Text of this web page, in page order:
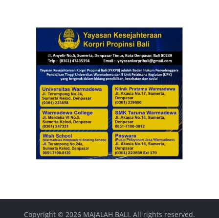
Copyright © 2026 MAJALAH BALI. All rights reserved.